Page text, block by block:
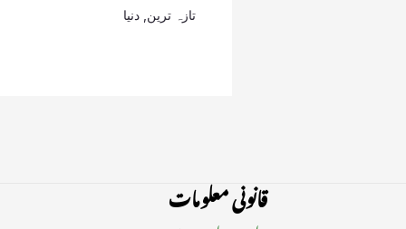
تازہ ترین دنیا
قانونی معلومات